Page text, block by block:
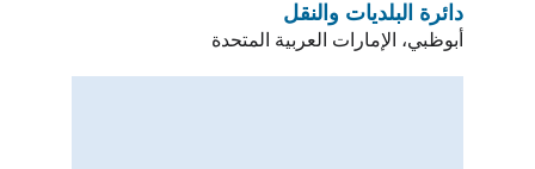
دائرة البلديات والنقل
أبوظبي، الإمارات العربية المتحدة